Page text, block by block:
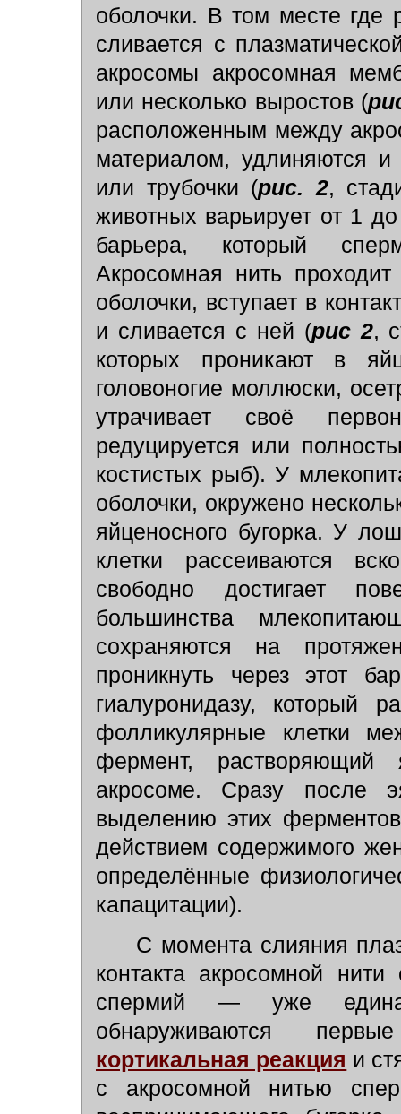
оболочки. В том месте где
сливается с
акросомы акросомная
или несколько выростов (
расположенным между
материалом, удлиняются
или трубочки (рис. 2,
животных варьирует от 1
барьера, который
Акросомная нить
оболочки, вступает в
и сливается с ней (рис 2,
которых проникают в
головоногие моллюски,
утрачивает своё
редуцируется или
костистых рыб). У
оболочки, окружено
яйценосного бугорка. У
клетки рассеиваются
свободно достигает
большинства
сохраняются на
проникнуть через этот
гиалуронидазу, который
фолликулярные клетки
фермент, растворяющий
акросоме. Сразу после
выделению этих
действием содержимого
определённые
капацитации).
С момента слияния
контакта акросомной
спермий — уже
обнаруживаются
кортикальная реакция и
с акросомной нитью